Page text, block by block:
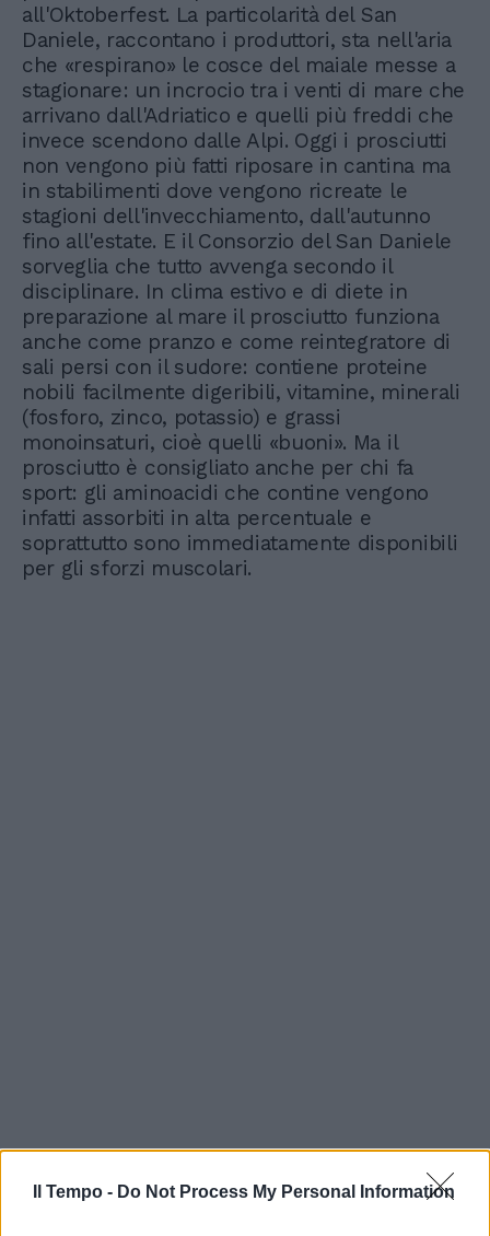
Il Tempo - Do Not Process My Personal Information
all'Oktoberfest. La particolarità del San
Daniele, raccontano i produttori, sta nell'aria
che «respirano» le cosce del maiale messe a
stagionare: un incrocio tra i venti di mare che
arrivano dall'Adriatico e quelli più freddi che
invece scendono dalle Alpi. Oggi i prosciutti
non vengono più fatti riposare in cantina ma
in stabilimenti dove vengono ricreate le
stagioni dell'invecchiamento, dall'autunno
fino all'estate. E il Consorzio del San Daniele
sorveglia che tutto avvenga secondo il
disciplinare. In clima estivo e di diete in
preparazione al mare il prosciutto funziona
anche come pranzo e come reintegratore di
sali persi con il sudore: contiene proteine
nobili facilmente digeribili, vitamine, minerali
(fosforo, zinco, potassio) e grassi
monoinsaturi, cioè quelli «buoni». Ma il
prosciutto è consigliato anche per chi fa
sport: gli aminoacidi che contine vengono
infatti assorbiti in alta percentuale e
soprattutto sono immediatamente disponibili
per gli sforzi muscolari.
In evidenza